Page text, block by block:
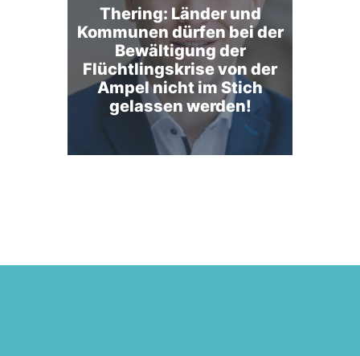
Thering: Länder und
Kommunen dürfen bei der
Bewältigung der
Flüchtlingskrise von der
Ampel nicht im Stich
gelassen werden!